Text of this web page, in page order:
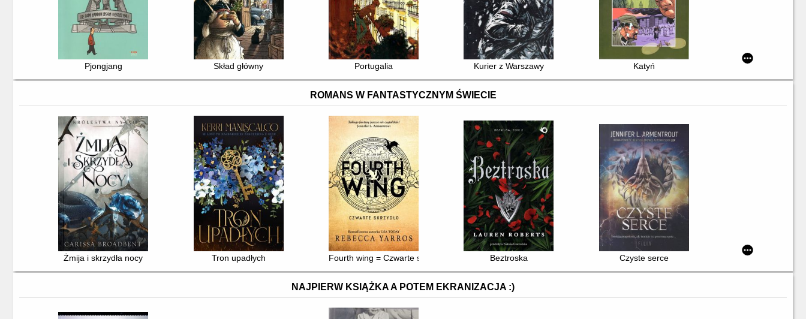
Pjongjang Skład główny Portugalia Kurier z Warszawy Katyń
ROMANS W FANTASTYCZNYM ŚWIECIE
Żmija i skrzydła nocy Tron upadłych Fourth wing = Czwarte skrzydło Beztroska Czyste serce
NAJPIERW KSIĄŻKA A POTEM EKRANIZACJA :)